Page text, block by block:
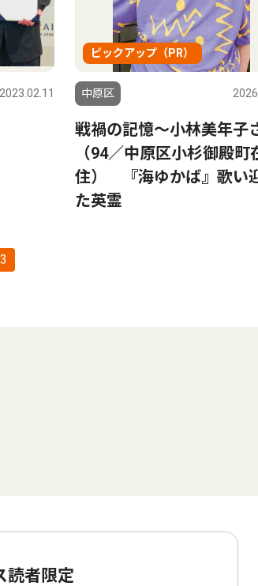
2023.02.11
ピックアップ（PR）
中原区
戦禍の記憶〜小林美年子
（94／中原区小杉御殿町
住） 『海ゆかば』歌い
た英霊
3
読者限定